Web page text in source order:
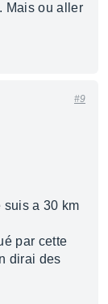
Mais ou aller
#9
suis a 30 km
par cette
dirai des